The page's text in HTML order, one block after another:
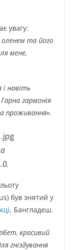
увагу:
оленем та його
мене,
і навіть
гармонія
проживання».
був знятий у
, Бангладеш.
красивий
гніздування